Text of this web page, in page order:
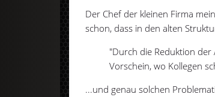
Der Chef der kleinen Firma
schon, dass in den alten
"Durch die Reduktion der
Vorschein, wo Kollegen
...und genau solchen